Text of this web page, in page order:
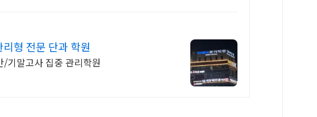
형 전문 단과 학원
기말고사 집중 관리학원